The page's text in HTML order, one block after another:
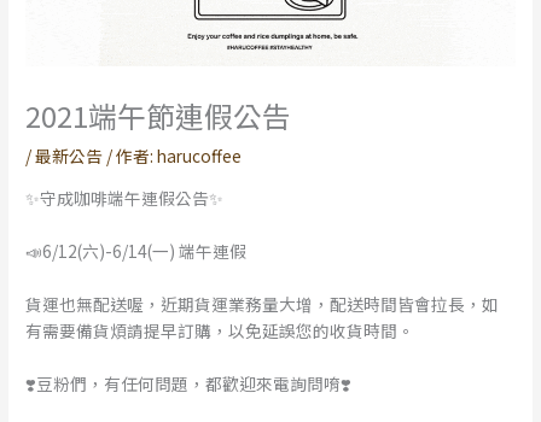
2021端午節連假公告
/最新公告 / 作者:harucoffee
✨守成咖啡端午連假公告✨
📣6/12(六)-6/14(一) 端午連假
貨運也無配送喔，近期貨運業務量大增，配送時間皆會拉長，如
有需要備貨煩請提早訂購，以免延誤您的收貨時間。
❣️豆粉們，有任何問題，都歡迎來電詢問唷❣️